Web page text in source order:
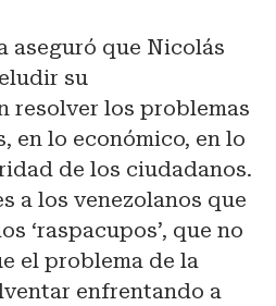
aseguró que Nicolás
su
resolver los problemas
en lo económico, en lo
de los ciudadanos.
a los venezolanos que
‘raspacupos’, que no
el problema de la
enfrentando a